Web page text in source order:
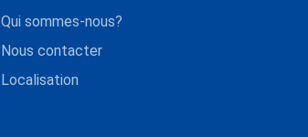
Qui sommes-nous?
Nous contacter
Localisation